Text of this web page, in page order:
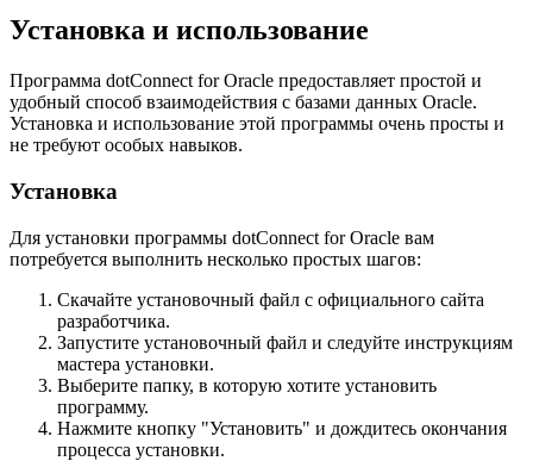
Установка и использование
Программа dotConnect for Oracle предоставляет простой и
удобный способ взаимодействия с базами данных Oracle.
Установка и использование этой программы очень просты и
не требуют особых навыков.
Установка
Для установки программы dotConnect for Oracle вам
потребуется выполнить несколько простых шагов:
Скачайте установочный файл с официального сайта
разработчика.
Запустите установочный файл и следуйте инструкциям
мастера установки.
Выберите папку, в которую хотите установить
программу.
Нажмите кнопку "Установить" и дождитесь окончания
процесса установки.